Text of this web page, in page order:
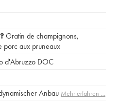
Gratin de champignons,
porc aux pruneaux
d'Abruzzo DOC
Anbau Mehr erfahren …